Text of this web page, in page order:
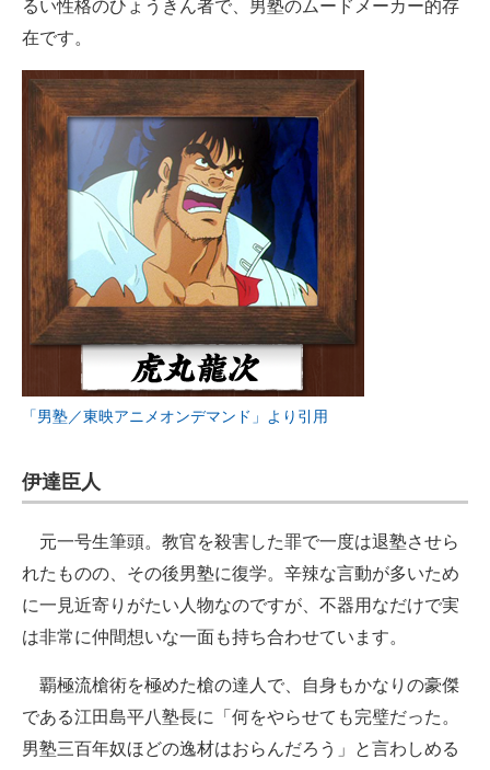
るい性格のひょうきん者で、男塾のムードメーカー的存
在です。
「男塾／東映アニメオンデマンド」より引用
伊達臣人
元一号生筆頭。教官を殺害した罪で一度は退塾させら
れたものの、その後男塾に復学。辛辣な言動が多いため
に一見近寄りがたい人物なのですが、不器用なだけで実
は非常に仲間想いな一面も持ち合わせています。
覇極流槍術を極めた槍の達人で、自身もかなりの豪傑
である江田島平八塾長に「何をやらせても完璧だった。
男塾三百年奴ほどの逸材はおらんだろう」と言わしめる